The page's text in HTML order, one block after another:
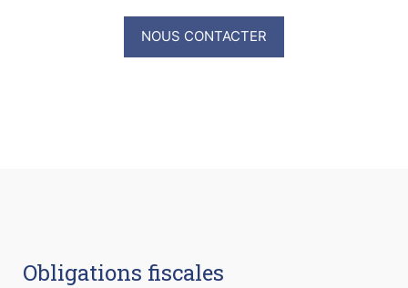
NOUS CONTACTER
Obligations fiscales